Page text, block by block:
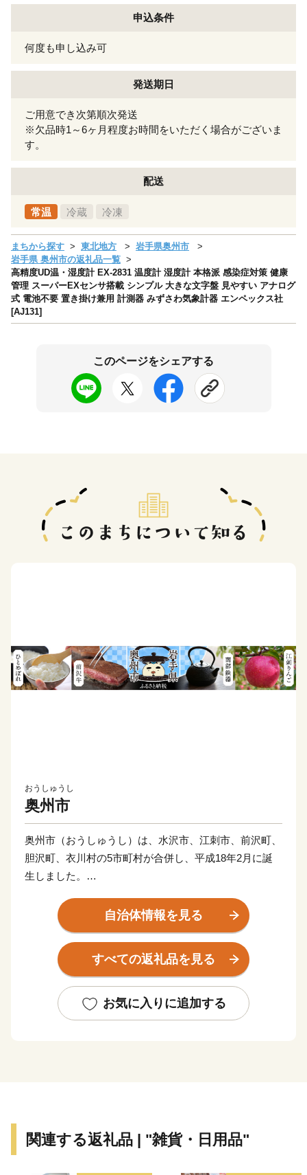
申込条件
何度も申し込み可
発送期日
ご用意でき次第順次発送
※欠品時1～6ヶ月程度お時間をいただく場合がございま
す。
配送
常温 冷蔵 冷凍
まちから探す 東北地方
岩手県奥州市
岩手県 奥州市の返礼品一覧
高精度UD温・湿度計 EX-2831 温度計 湿度計 本格派 感染症対策 健康
管理 スーパーEXセンサ搭載 シンプル 大きな文字盤 見やすい アナログ
式 電池不要 置き掛け兼用 計測器 みずさわ気象計器 エンペックス社
[AJ131]
このページをシェアする
おうしゅうし
奥州市
奥州市（おうしゅうし）は、水沢市、江刺市、前沢町、
胆沢町、衣川村の5市町村が合併し、平成18年2月に誕
生しました。
市の中央を北上川が流れており、北上川西側には胆沢川
によって開かれた胆沢扇状地が広がり、水と緑に囲まれ
た散居のたたずまいが広がっています。北上川東側に
は、北上山地につながる田園地帯が広がり、東端部に
緑のあふれる豊かな自然に恵まれています。
さらに、日本最大級の茅葺屋根建築として有名な「正法
自治体情報を見る
すべての返礼品を見る
お気に入りに追加する
関連する返礼品 | "雑貨・日用品"